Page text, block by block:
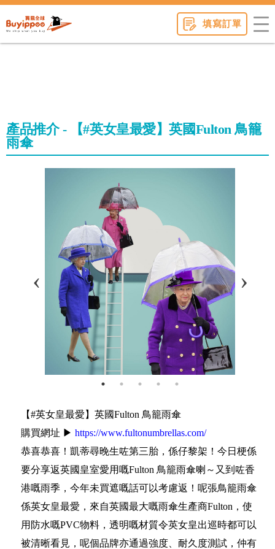
填寫訂單
產品推介 - 【#英女皇最愛】英國Fulton 鳥籠
雨傘
【#英女皇最愛】英國Fulton 鳥籠雨傘
購買網址 ▶ https://www.fultonumbrellas.com/
恭喜恭喜！凱蒂尋晚生咗第三胎，係仔黎架！今日梗係
要分享返英國皇室愛用嘅Fulton 鳥籠雨傘喇～又到咗香
港嘅雨季，今年未買遮嘅話可以考慮返！呢張鳥籠雨傘
係英女皇最愛，來自英國最大嘅雨傘生產商Fulton，使
用防水嘅PVC物料，透明嘅材質令英女皇出巡時都可以
被清晰看見，呢個品牌亦通過強度、耐久度測試，仲有